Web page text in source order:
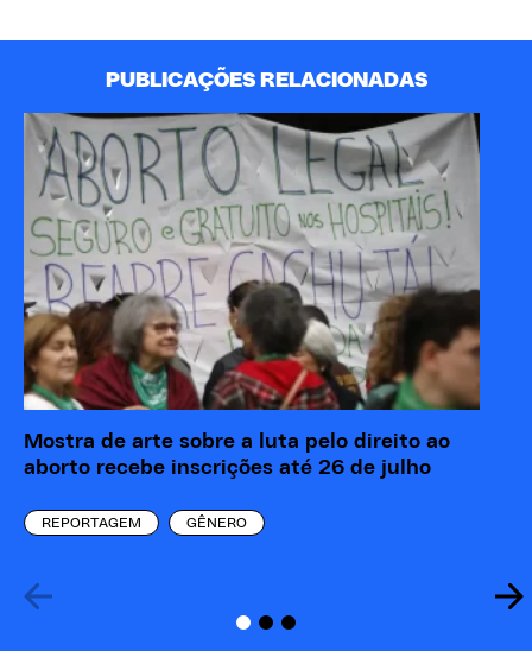
PUBLICAÇÕES RELACIONADAS
Mostra de arte sobre a luta pelo direito ao
aborto recebe inscrições até 26 de julho
REPORTAGEM GÊNERO